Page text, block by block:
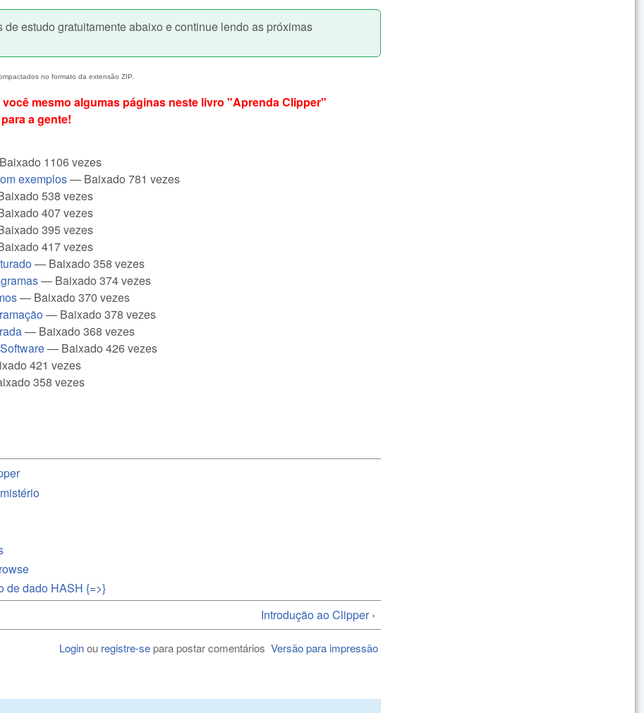
de estudo gratuitamente abaixo e continue lendo as próximas
no formato da extensão ZIP.
mesmo algumas páginas neste livro "Aprenda Clipper"
a gente!
1106 vezes
exemplos— Baixado 781 vezes
538 vezes
407 vezes
395 vezes
417 vezes
— Baixado 358 vezes
— Baixado 374 vezes
— Baixado 370 vezes
— Baixado 378 vezes
— Baixado 368 vezes
— Baixado 426 vezes
421 vezes
358 vezes
de dado HASH {=>}
Introdução ao Clipper ›
Versão para impressão
Loginou registre-separa postar comentários